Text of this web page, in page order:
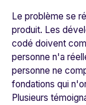
Le problème se
produit. Les
codé doivent
personne n'a
personne ne
fondations qui
Plusieurs